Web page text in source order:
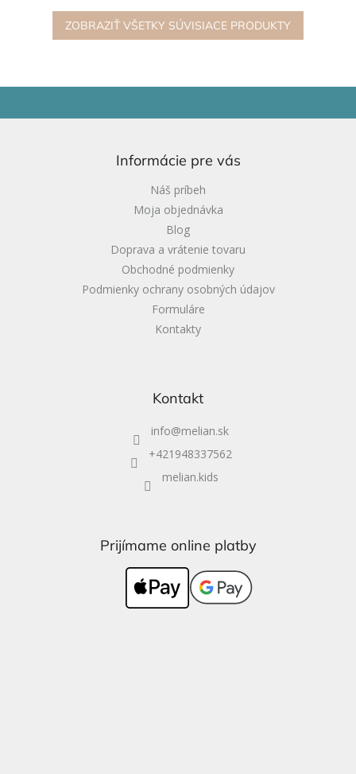
dobrodružstvo....
dobrodružstvo....
ZOBRAZIŤ VŠETKY SÚVISIACE PRODUKTY
Informácie pre vás
Náš príbeh
Moja objednávka
Blog
Doprava a vrátenie tovaru
Obchodné podmienky
Podmienky ochrany osobných údajov
Formuláre
Kontakty
Kontakt
info@melian.sk
+421948337562
melian.kids
Prijímame online platby